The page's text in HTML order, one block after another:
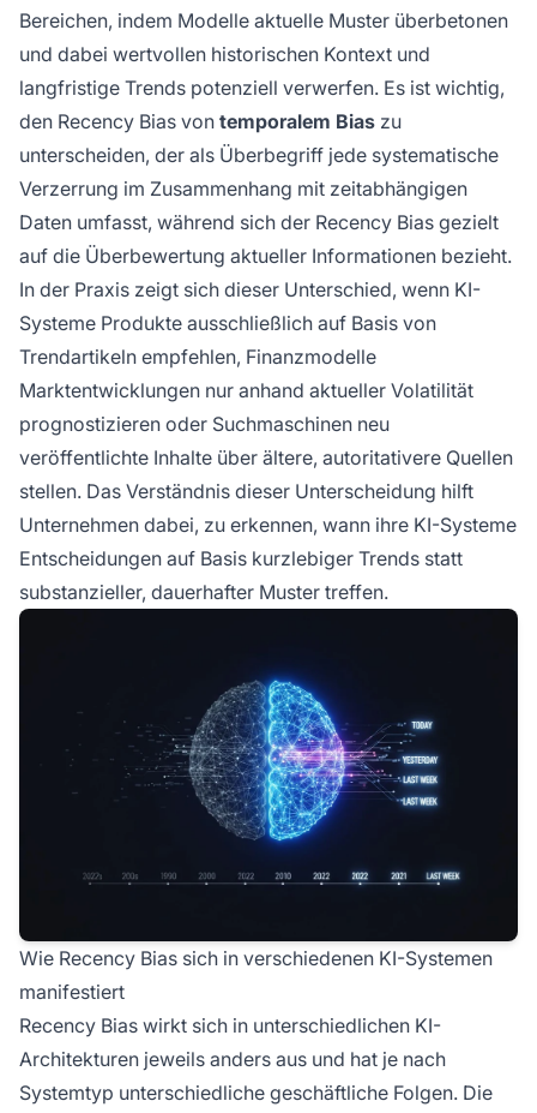
Bereichen, indem Modelle aktuelle Muster überbetonen
und dabei wertvollen historischen Kontext und
langfristige Trends potenziell verwerfen. Es ist wichtig,
den Recency Bias von temporalem Bias zu
unterscheiden, der als Überbegriff jede systematische
Verzerrung im Zusammenhang mit zeitabhängigen
Daten umfasst, während sich der Recency Bias gezielt
auf die Überbewertung aktueller Informationen bezieht.
In der Praxis zeigt sich dieser Unterschied, wenn KI-
Systeme Produkte ausschließlich auf Basis von
Trendartikeln empfehlen, Finanzmodelle
Marktentwicklungen nur anhand aktueller Volatilität
prognostizieren oder Suchmaschinen neu
veröffentlichte Inhalte über ältere, autoritativere Quellen
stellen. Das Verständnis dieser Unterscheidung hilft
Unternehmen dabei, zu erkennen, wann ihre KI-Systeme
Entscheidungen auf Basis kurzlebiger Trends statt
substanzieller, dauerhafter Muster treffen.
Wie Recency Bias sich in verschiedenen KI-Systemen
manifestiert
Recency Bias wirkt sich in unterschiedlichen KI-
Architekturen jeweils anders aus und hat je nach
Systemtyp unterschiedliche geschäftliche Folgen. Die